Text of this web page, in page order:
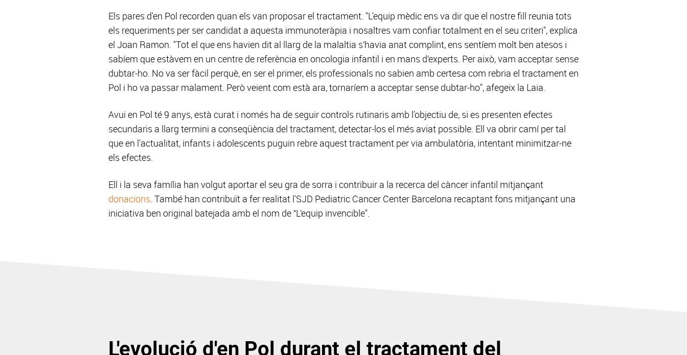
Els pares d'en Pol recorden quan els van proposar el tractament. "L'equip mèdic ens va dir que el nostre fill reunia tots
els requeriments per ser candidat a aquesta immunoteràpia i nosaltres vam confiar totalment en el seu criteri", explica
el Joan Ramon. "Tot el que ens havien dit al llarg de la malaltia s’havia anat complint, ens sentíem molt ben atesos i
sabíem que estàvem en un centre de referència en oncologia infantil i en mans d’experts. Per això, vam acceptar sense
dubtar-ho. No va ser fàcil perquè, en ser el primer, els professionals no sabien amb certesa com rebria el tractament en
Pol i ho va passar malament. Però veient com està ara, tornaríem a acceptar sense dubtar-ho", afegeix la Laia.
Avui en Pol té 9 anys, està curat i només ha de seguir controls rutinaris amb l'objectiu de, si es presenten efectes
secundaris a llarg termini a conseqüència del tractament, detectar-los el més aviat possible. Ell va obrir camí per tal
que en l'actualitat, infants i adolescents puguin rebre aquest tractament per via ambulatòria, intentant minimitzar-ne
els efectes.
Ell i la seva família han volgut aportar el seu gra de sorra i contribuir a la recerca del càncer infantil mitjançant
donacions. També han contribuït a fer realitat l'SJD Pediatric Cancer Center Barcelona recaptant fons mitjançant una
iniciativa ben original batejada amb el nom de “L’equip invencible".
L'evolució d'en Pol durant el tractament del